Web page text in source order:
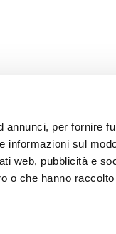
per fornire
informazioni sul
web, pubblicità e
o che hanno
Follow